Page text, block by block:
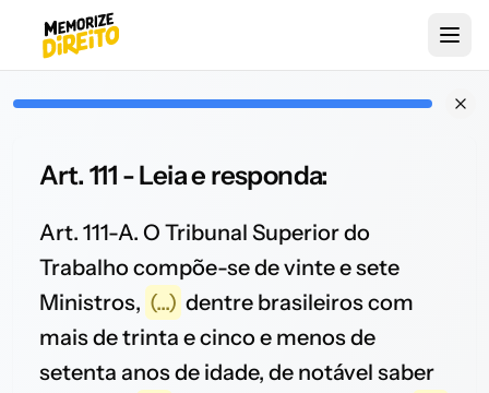
Art. 111 - Leia e responda:
Art. 111-A. O Tribunal Superior do
Trabalho compõe-se de vinte e sete
Ministros, (...) dentre brasileiros com
mais de trinta e cinco e menos de
setenta anos de idade, de notável saber